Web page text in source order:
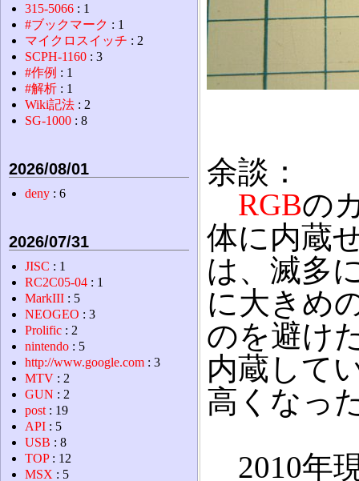
余談：
RGBの
体に内蔵
は、滅多
に大きめ
のを避け
内蔵して
高くなっ
2010年
315-5066 : 1
#ブックマーク : 1
マイクロスイッチ : 2
SCPH-1160 : 3
#作例 : 1
#解析 : 1
Wiki記法 : 2
SG-1000 : 8
2026/08/01
deny : 6
2026/07/31
JISC : 1
RC2C05-04 : 1
MarkIII : 5
NEOGEO : 3
Prolific : 2
nintendo : 5
http://www.google.com : 3
MTV : 2
GUN : 2
post : 19
API : 5
USB : 8
TOP: 12
MSX : 5